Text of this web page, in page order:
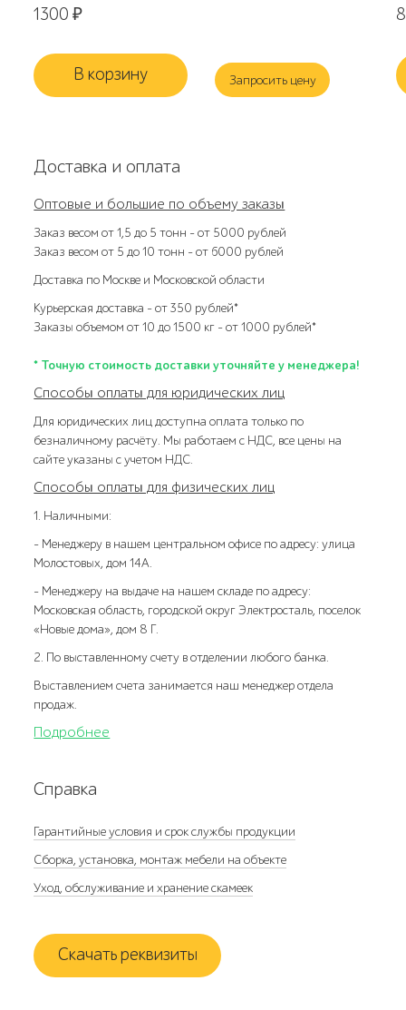
1300₽
В корзину Запросить цену
Доставка и оплата
Оптовые и большие по объему заказы
Заказ весом от 1,5 до 5 тонн – от 5000 рублей
Заказ весом от 5 до 10 тонн – от 6000 рублей
Доставка по Москве и Московской области
Курьерская доставка – от 350 рублей*
Заказы объемом от 10 до 1500 кг – от 1000 рублей*
* Точную стоимость доставки уточняйте у менеджера!
Способы оплаты для юридических лиц
Для юридических лиц доступна оплата только по
безналичному расчёту. Мы работаем с НДС, все цены на
сайте указаны с учетом НДС.
Способы оплаты для физических лиц
1. Наличными:
- Менеджеру в нашем центральном офисе по адресу: улица
Молостовых, дом 14А.
- Менеджеру на выдаче на нашем складе по адресу:
Московская область, городской округ Электросталь, поселок
«Новые дома», дом 8 Г.
2. По выставленному счету в отделении любого банка.
Выставлением счета занимается наш менеджер отдела
продаж.
Подробнее
Справка
Гарантийные условия и срок службы продукции
Сборка, установка, монтаж мебели на объекте
Уход, обслуживание и хранение скамеек
Скачать реквизиты